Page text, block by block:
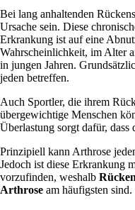
Bei lang anhaltenden
Ursache sein. Diese
Erkrankung ist auf eine
Wahrscheinlichkeit, im Alter
in jungen Jahren.
jeden betreffen.
Auch Sportler, die ihrem
übergewichtige Menschen
Überlastung sorgt dafür,
Prinzipiell kann Arthrose
Jedoch ist diese Erkrankung
vorzufinden, weshalb
Arthrose am häufigsten sind.